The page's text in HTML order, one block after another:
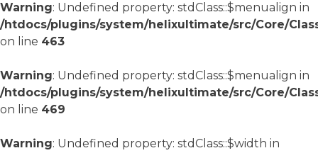
Warning: Undefined property: stdClass::$menualign in
/htdocs/plugins/system/helixultimate/src/Core/
on line 463
Warning: Undefined property: stdClass::$menualign in
/htdocs/plugins/system/helixultimate/src/Core/
on line 469
Warning: Undefined property: stdClass::$width in